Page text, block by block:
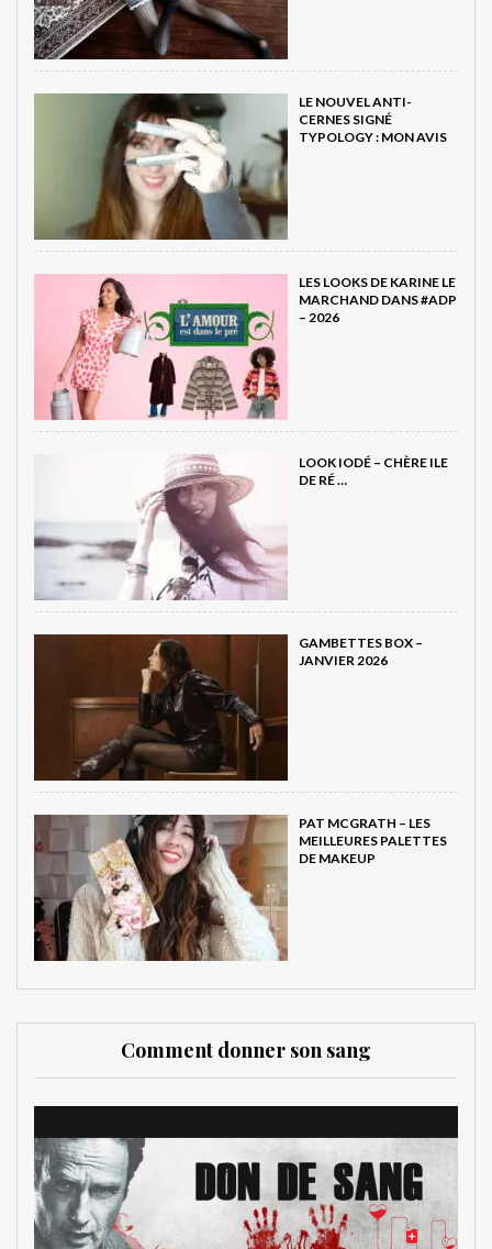
LE NOUVEL ANTI-
CERNES SIGNÉ
TYPOLOGY : MON AVIS
LES LOOKS DE KARINE LE
MARCHAND DANS #ADP
– 2026
LOOK IODÉ – CHÈRE ILE
DE RÉ …
GAMBETTES BOX –
JANVIER 2026
PAT MCGRATH – LES
MEILLEURES PALETTES
DE MAKEUP
Comment donner son sang